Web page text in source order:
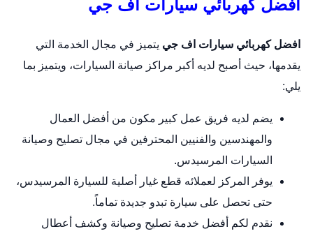
افضل كهربائي سيارات اف جي
افضل كهربائي سيارات اف جي يتميز في مجال الخدمة التي
يقدمها، حيث أصبح لديه أكبر مراكز صيانة السيارات، ويتميز بما
يلي:
يضم لديه فريق عمل كبير مكون من أفضل العمال
والمهندسين والفنيين المحترفين في مجال تصليح وصيانة
السيارات المرسيدس.
يوفر المركز لعملائه قطع غيار أصلية للسيارة المرسيدس،
حتى تحصل على سيارة تبدو جديدة تماماً.
نقدم لكم أفضل خدمة تصليح وصيانة وكشف أعطال